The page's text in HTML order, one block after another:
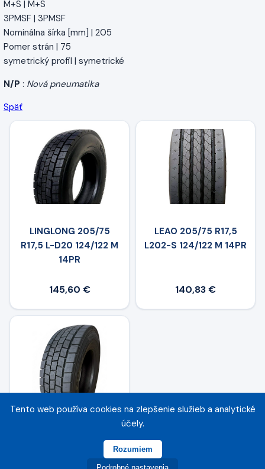
M+S | M+S
3PMSF | 3PMSF
Nominálna šírka [mm] | 205
Pomer strán | 75
symetrický profil | symetrické
N/P : Nová pneumatika
Späť
LINGLONG 205/75
R17,5 L-D20 124/122 M
14PR
145,60 €
LEAO 205/75 R17,5
L202-S 124/122 M 14PR
140,83 €
L202-D 124/122 M
Tento web používa cookies na zlepšenie služieb a analytické
účely.
Rozumiem